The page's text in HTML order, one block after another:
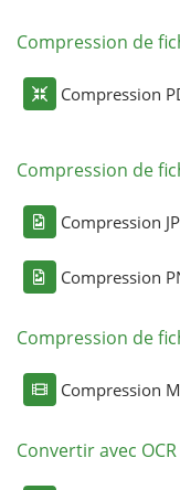
Compression de
Compression
Compression de
Compression
Compression
Compression de
Compression
Convertir avec OCR